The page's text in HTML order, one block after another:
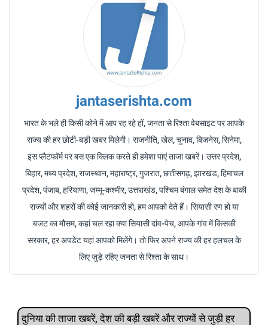
jantaserishta.com
भारत के भले ही किसी कोने में आप रह रहे हों, जनता से रिश्ता वेबसाइट पर आपके
राज्य की हर छोटी-बड़ी खबर मिलेगी। राजनीति, खेल, चुनाव, बिजनेस, सिनेमा,
इस प्लैटफॉर्म पर बस एक क्लिक करते ही हमेशा पाएं ताजा खबरें। उत्तर प्रदेश,
बिहार, मध्य प्रदेश, राजस्थान, महाराष्ट्र, गुजरात, छत्तीसगढ़, झारखंड, हिमाचल
प्रदेश, पंजाब, हरियाणा, जम्मू-कश्मीर, उत्तराखंड, पश्चिम बंगाल समेत देश के बाकी
राज्यों और शहरों की कोई जानकारी हो, हम आपको देते हैं। सियासी रण हो या
बजट का मौसम, कहां चल रहा क्या सियासी दांव-पेच, आपके गांव में किसकी
सरकार, हर अपडेट यहां आपको मिलेंगे। तो फिर अपने राज्य की हर हलचल के
लिए जुड़े रहिए जनता से रिश्ता के साथ।
दुनिया की ताजा खबरें, देश की बड़ी खबरें और राज्‍यों से जुड़ी हर